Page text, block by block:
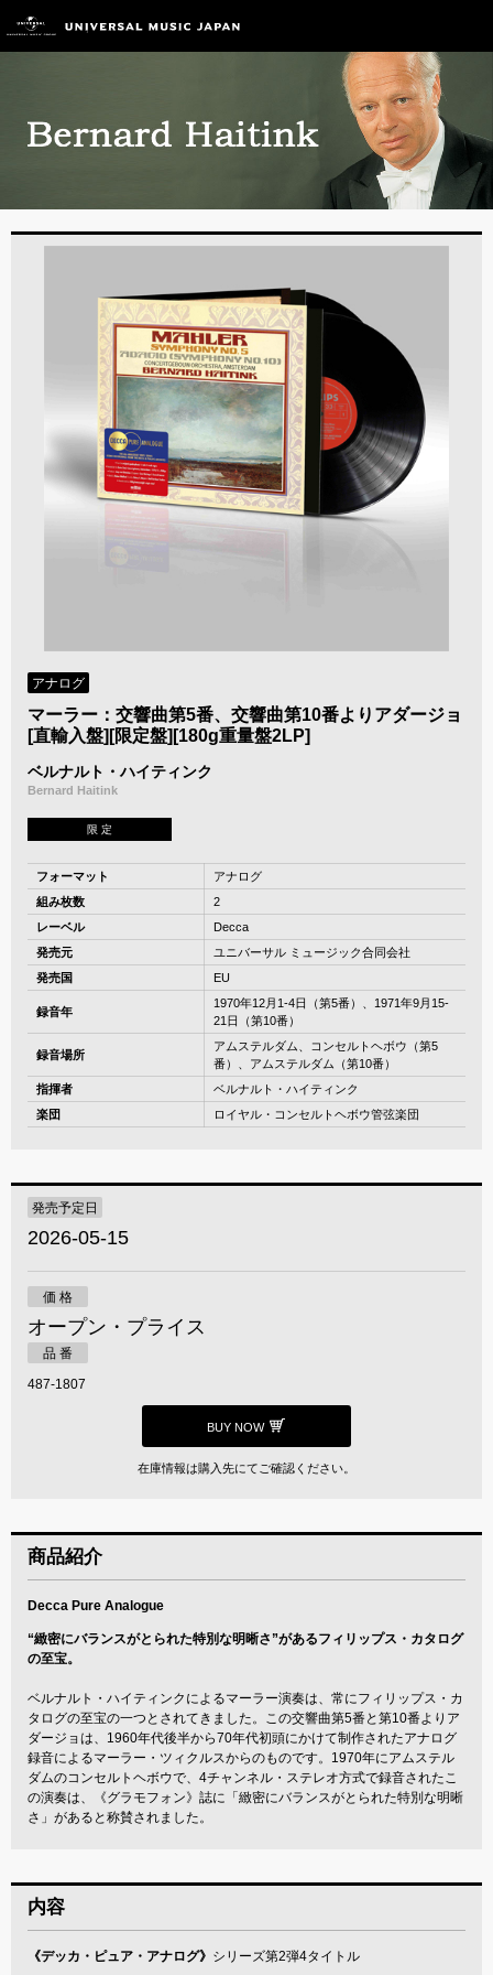
アナログ
マーラー：交響曲第5番、交響曲第10番よりアダージョ
[直輸入盤][限定盤][180g重量盤2LP]
ベルナルト・ハイティンク
Bernard Haitink
限 定
フォーマット
アナログ
組み枚数
2
レーベル
Decca
発売元
ユニバーサル ミュージック合同会社
発売国
EU
録音年
1970年12月1-4日（第5番）、1971年9月15-
21日（第10番）
録音場所
アムステルダム、コンセルトヘボウ（第5
番）、アムステルダム（第10番）
指揮者
ベルナルト・ハイティンク
楽団
ロイヤル・コンセルトヘボウ管弦楽団
発売予定日
2026-05-15
価 格
オープン・プライス
品 番
487-1807
BUY NOW
在庫情報は購入先にてご確認ください。
商品紹介
Decca Pure Analogue
“緻密にバランスがとられた特別な明晰さ”があるフィリップス・カタログ
の至宝。
ベルナルト・ハイティンクによるマーラー演奏は、常にフィリップス・カ
タログの至宝の一つとされてきました。この交響曲第5番と第10番よりア
ダージョは、1960年代後半から70年代初頭にかけて制作されたアナログ
録音によるマーラー・ツィクルスからのものです。1970年にアムステル
ダムのコンセルトヘボウで、4チャンネル・ステレオ方式で録音されたこ
の演奏は、《グラモフォン》誌に「緻密にバランスがとられた特別な明晰
さ」があると称賛されました。
内容
《デッカ・ピュア・アナログ》 シリーズ第2弾4タイトル